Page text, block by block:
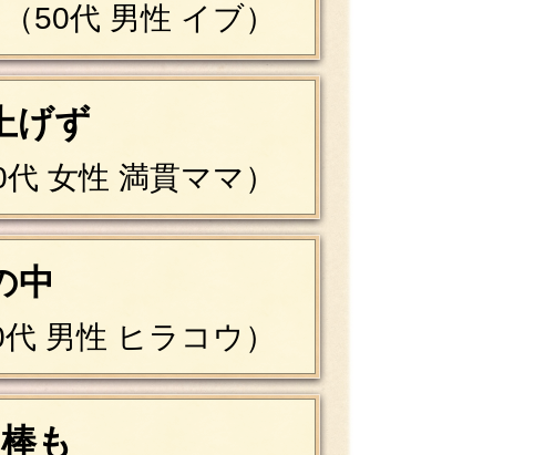
（50代 男性 イブ）
げず
代 女性 満貫ママ）
中
代 男性 ヒラコウ）
も